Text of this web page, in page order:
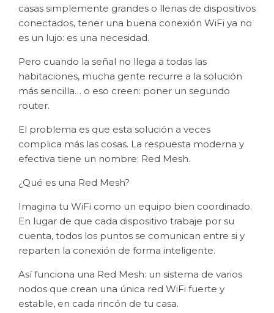
casas simplemente grandes o llenas de dispositivos
conectados, tener una buena conexión WiFi ya no
es un lujo: es una necesidad.
Pero cuando la señal no llega a todas las
habitaciones, mucha gente recurre a la solución
más sencilla… o eso creen: poner un segundo
router.
El problema es que esta solución a veces
complica más las cosas. La respuesta moderna y
efectiva tiene un nombre: Red Mesh.
¿Qué es una Red Mesh?
Imagina tu WiFi como un equipo bien coordinado.
En lugar de que cada dispositivo trabaje por su
cuenta, todos los puntos se comunican entre si y
reparten la conexión de forma inteligente.
Así funciona una Red Mesh: un sistema de varios
nodos que crean una única red WiFi fuerte y
estable, en cada rincón de tu casa.